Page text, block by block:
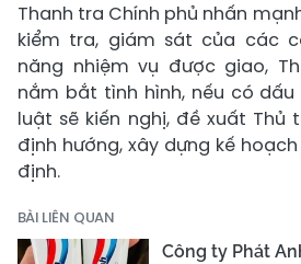
Thanh tra Chính phủ nhấn
kiểm tra, giám sát của các
năng nhiệm vụ được giao,
nắm bắt tình hình, nếu có
luật sẽ kiến nghị, đề xuất Thủ
định hướng, xây dựng kế
định.
BÀI LIÊN QUAN
Công ty Phát